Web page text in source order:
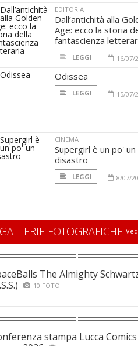
EDITORIA
Dall’antichità alla
Age: ecco la storia
fantascienza
LEGGI 16/07/
Odissea
LEGGI 15/07/
CINEMA
Supergirl è un po' un
disastro
LEGGI 8/07/
GALLERIE FOTOGRAFICHE
The Almighty
10 FOTO
stampa Lucca